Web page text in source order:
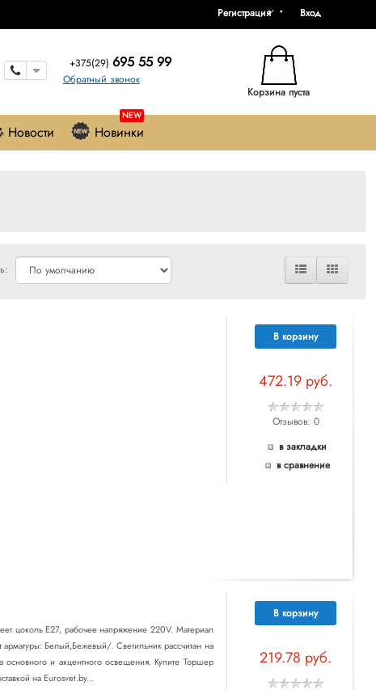
Вход
Регистрация
Корзина пуста
+375(29) 695 55 99
Обратный звонок
Новости
NEW
Новинки
В корзину
472.19 руб.
Отзывов: 0
в закладки
в сравнение
В корзину
219.78 руб.
цоколь E27, рабочее напряжение 220V. Материал
Белый,Бежевый/. Светильник рассчитан на
и акцентного освещения. Купите Торшер
на Eurosvet.by...